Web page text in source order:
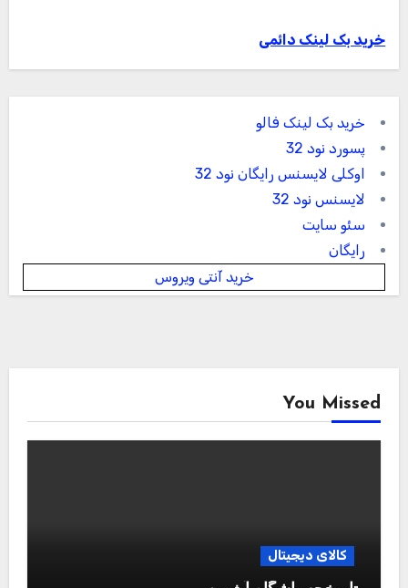
خرید بک لینک دائمی
خرید بک لینک فالو
پسورد نود 32
اوکلی لایسنس رایگان نود 32
لایسنس نود 32
سئو سایت
رایگان
خرید آنتی ویروس
You Missed
کالای دیجیتال